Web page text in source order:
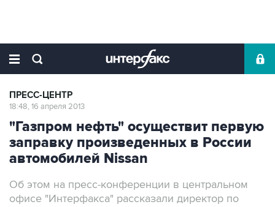
ПРЕСС-ЦЕНТР
18:48, 16 апреля 2013
"Газпром нефть" осуществит первую
заправку произведенных в России
автомобилей Nissan
Об этом на пресс-конференции в центральном
офисе "Интерфакса" рассказали директор по